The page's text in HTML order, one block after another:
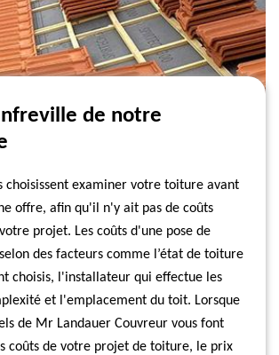
de notre
choisissent examiner votre toiture avant
offre, afin qu'il n'y ait pas de coûts
projet. Les coûts d'une pose de
des facteurs comme l’état de toiture
choisis, l'installateur qui effectue les
et l'emplacement du toit. Lorsque
de Mr Landauer Couvreur vous font
coûts de votre projet de toiture, le prix